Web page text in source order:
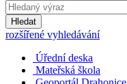
Hledat
rozšířené vyhledávání
Úřední deska
Mateřská škola